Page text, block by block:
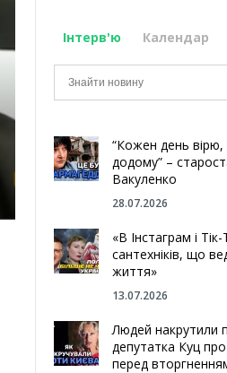
Інтерв'ю Календар
“Кожен день
додому” –
Вакуленко
28.07.2026
«В Інстаграм і
сантехніків, що
життя»
13.07.2026
Людей накрутили
депутатка Куц про
перед